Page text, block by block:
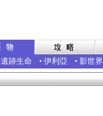
遺跡生命 • 伊利亞 • 影世界